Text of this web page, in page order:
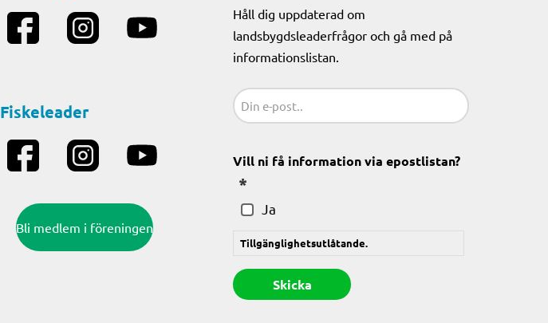
Fiskeleader
Bli medlem i föreningen
Håll dig uppdaterad om
landsbygdsleaderfrågor och gå med på
informationslistan.
Sähköposti
Vill ni få information via epostlistan?
Ja
Tillgänglighetsutlåtande.